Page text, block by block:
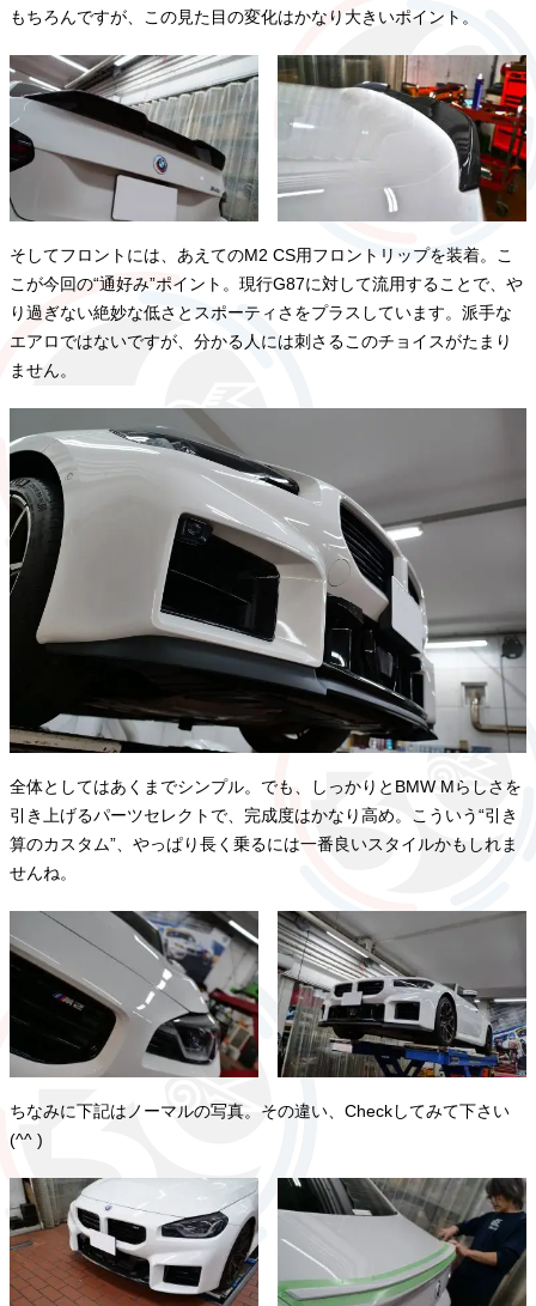
もちろんですが、この見た目の変化はかなり大きいポイント。
そしてフロントには、あえてのM2 CS用フロントリップを装着。こ
こが今回の“通好み”ポイント。現行G87に対して流用することで、や
り過ぎない絶妙な低さとスポーティさをプラスしています。派手な
エアロではないですが、分かる人には刺さるこのチョイスがたまり
ません。
全体としてはあくまでシンプル。でも、しっかりとBMW Mらしさを
引き上げるパーツセレクトで、完成度はかなり高め。こういう“引き
算のカスタム”、やっぱり長く乗るには一番良いスタイルかもしれま
せんね。
ちなみに下記はノーマルの写真。その違い、Checkしてみて下さい
(^^ )ゞ